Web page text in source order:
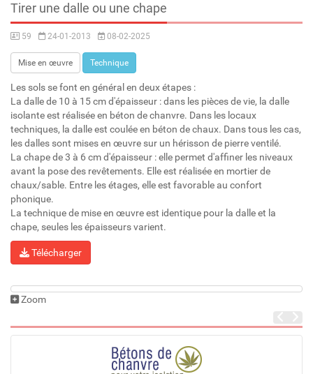
Tirer une dalle ou une chape
59 24-01-2013 08-02-2025
Mise en œuvre Technique
Les sols se font en général en deux étapes :
La dalle de 10 à 15 cm d'épaisseur : dans les pièces de vie, la dalle
isolante est réalisée en béton de chanvre. Dans les locaux
techniques, la dalle est coulée en béton de chaux. Dans tous les cas,
les dalles sont mises en œuvre sur un hérisson de pierre ventilé.
La chape de 3 à 6 cm d'épaisseur : elle permet d'affiner les niveaux
avant la pose des revêtements. Elle est réalisée en mortier de
chaux/sable. Entre les étages, elle est favorable au confort
phonique.
La technique de mise en œuvre est identique pour la dalle et la
chape, seules les épaisseurs varient.
Télécharger
Zoom